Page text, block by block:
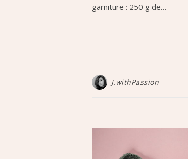
garniture : 250 g de…
J.withPassion